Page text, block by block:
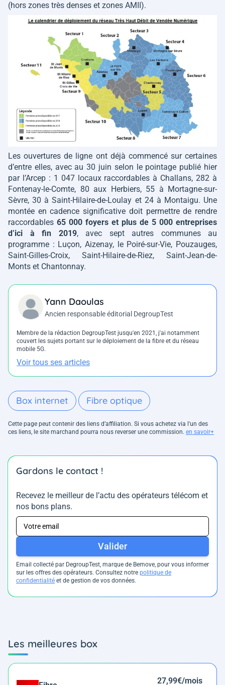
(hors zones très denses et zones AMII).
Les ouvertures de ligne ont déjà commencé sur certaines
d’entre elles, avec au 30 juin selon le pointage publié hier
par l’Arcep : 1 047 locaux raccordables à Challans, 282 à
Fontenay-le-Comte, 80 aux Herbiers, 55 à Mortagne-sur-
Sèvre, 30 à Saint-Hilaire-de-Loulay et 24 à Montaigu. Une
montée en cadence significative doit permettre de rendre
raccordables 65 000 foyers et plus de 5 000 entreprises
d’ici à fin 2019, avec sept autres communes au
programme : Luçon, Aizenay, le Poiré-sur-Vie, Pouzauges,
Saint-Gilles-Croix, Saint-Hilaire-de-Riez, Saint-Jean-de-
Monts et Chantonnay.
Yann Daoulas
Ancien responsable éditorial DegroupTest
Membre de la rédaction DegroupTest jusqu'en 2021, j'ai notamment
couvert les sujets portant sur le déploiement de la fibre et du réseau
mobile 5G.
Voir tous ses articles
Box internet Fibre optique
Cette page peut contenir des liens d’affiliation. Si vous achetez via l'un des
ces liens, le site marchand pourra nous reverser une commission. en savoir+
Gardons le contact !
Recevez le meilleur de l’actu des opérateurs télécom et
nos bons plans.
Valider
Email collecté par DegroupTest, marque de Bemove, pour vous informer
sur les offres des opérateurs. Consultez notre politique de
confidentialité et de gestion de vos données.
Les meilleures box
27,99€/mois